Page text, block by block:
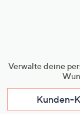
Verwalte deine
Kunden-